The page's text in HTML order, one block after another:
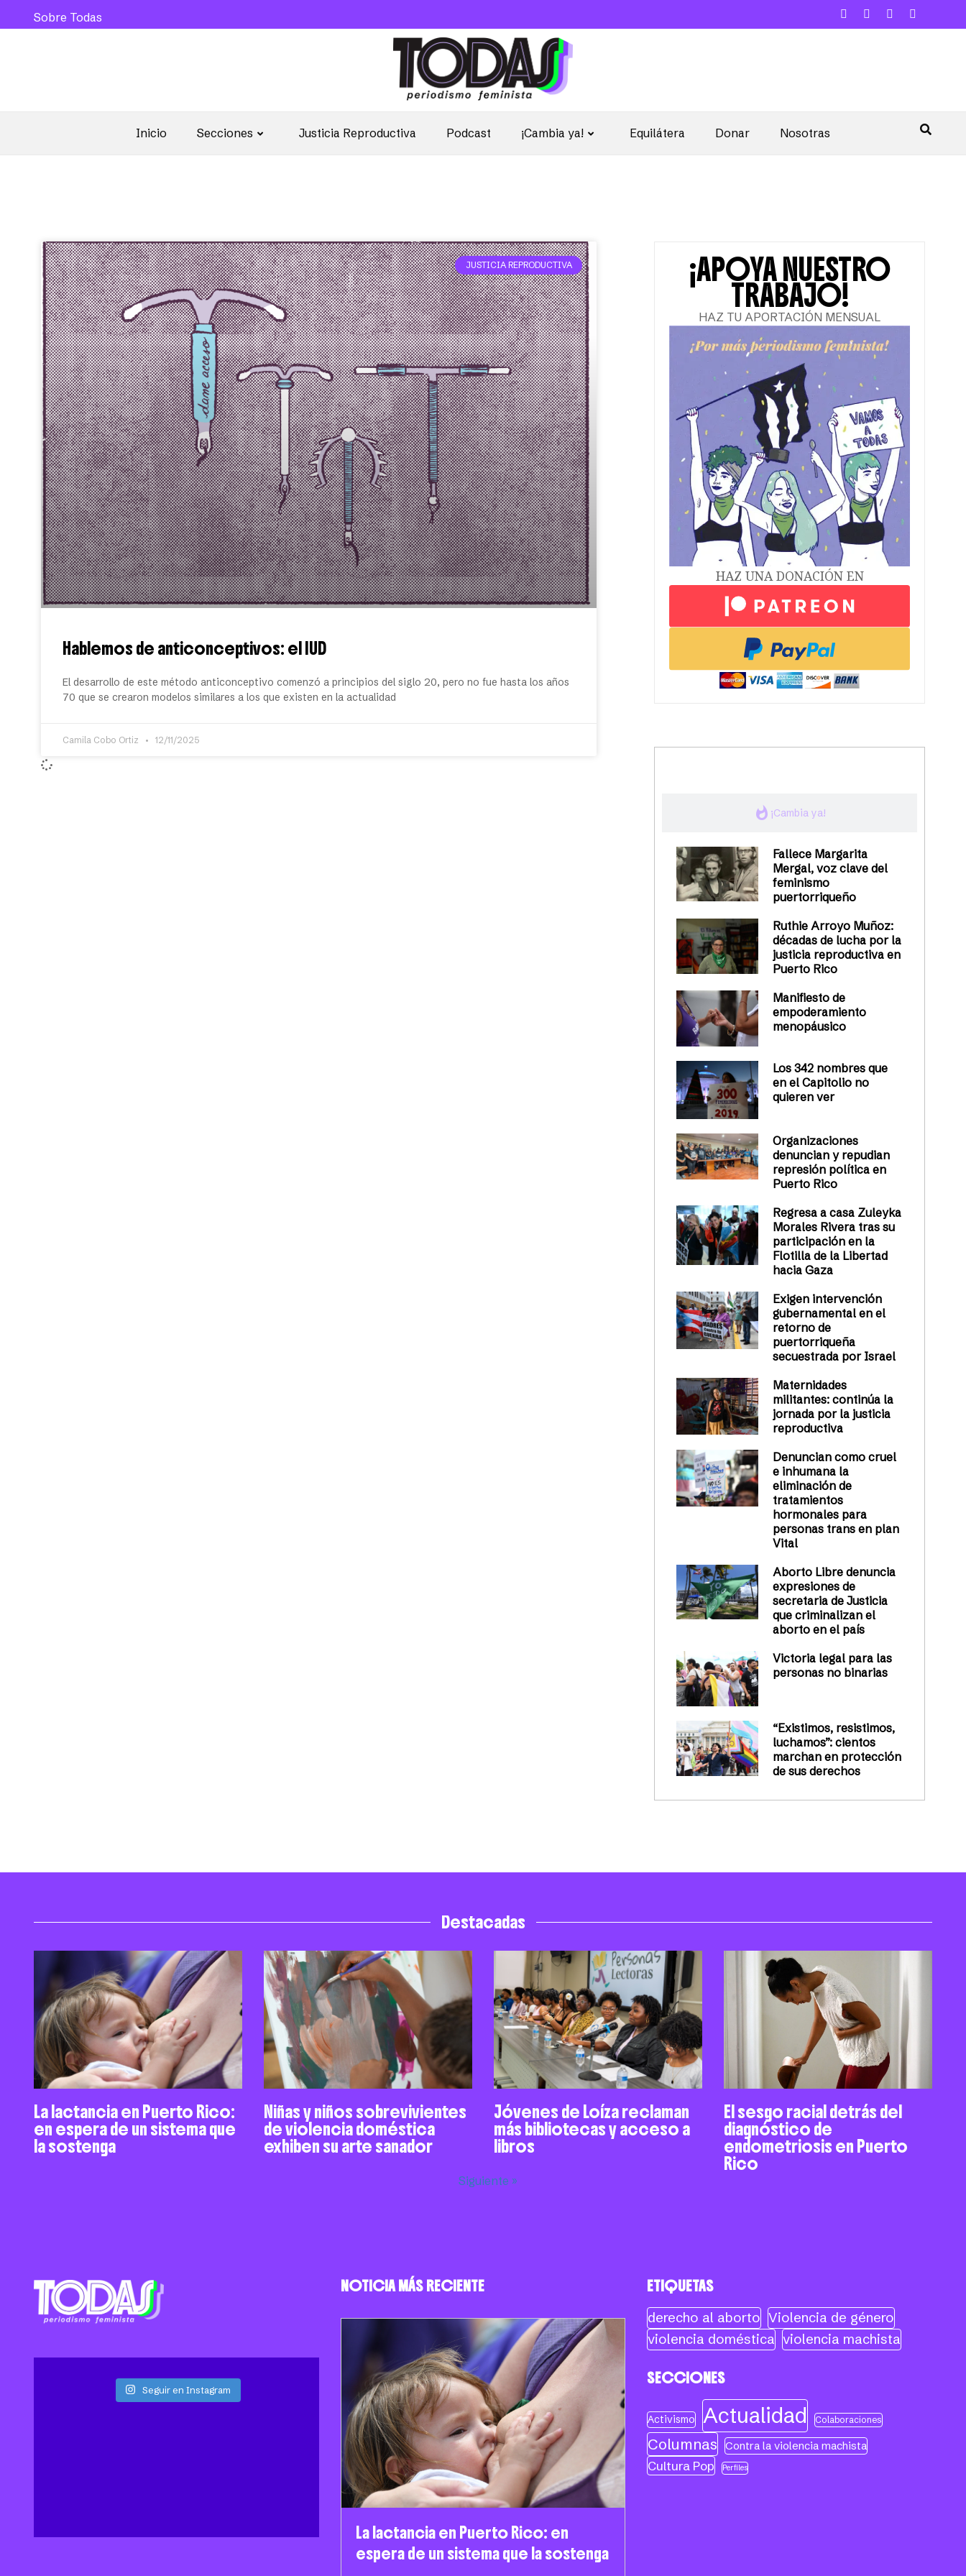
Inicio Secciones Justicia Reproductiva Podcast ¡Cambia ya! Equilátera Donar Nosotras
Sobre Todas
JUSTICIA REPRODUCTIVA
Hablemos de anticonceptivos: el IUD
El desarrollo de este método anticonceptivo comenzó a principios del siglo 20, pero no fue hasta los años
70 que se crearon modelos similares a los que existen en la actualidad
Camila Cobo Ortiz 12/11/2025
¡APOYA NUESTRO
TRABAJO!
HAZ TU APORTACIÓN MENSUAL
HAZ UNA DONACIÓN EN
whatshot ¡Cambia ya!
Fallece Margarita
Mergal, voz clave del
feminismo
puertorriqueño
Ruthie Arroyo Muñoz:
décadas de lucha por la
justicia reproductiva en
Puerto Rico
Manifiesto de
empoderamiento
menopáusico
Los 342 nombres que
en el Capitolio no
quieren ver
Organizaciones
denuncian y repudian
represión política en
Puerto Rico
Regresa a casa Zuleyka
Morales Rivera tras su
participación en la
Flotilla de la Libertad
hacia Gaza
Exigen intervención
gubernamental en el
retorno de
puertorriqueña
secuestrada por Israel
Maternidades
militantes: continúa la
jornada por la justicia
reproductiva
Denuncian como cruel
e inhumana la
eliminación de
tratamientos
hormonales para
personas trans en plan
Vital
Aborto Libre denuncia
expresiones de
secretaria de Justicia
que criminalizan el
aborto en el país
Victoria legal para las
personas no binarias
“Existimos, resistimos,
luchamos”: cientos
marchan en protección
de sus derechos
Destacadas
La lactancia en Puerto Rico:
en espera de un sistema que
la sostenga
Niñas y niños sobrevivientes
de violencia doméstica
exhiben su arte sanador
Jóvenes de Loíza reclaman
más bibliotecas y acceso a
libros
El sesgo racial detrás del
diagnóstico de
endometriosis en Puerto
Rico
Siguiente »
Seguir en Instagram
NOTICIA MÁS RECIENTE
La lactancia en Puerto Rico: en
espera de un sistema que la sostenga
ETIQUETAS
derecho al aborto Violencia de género
violencia doméstica violencia machista
SECCIONES
Activismo Actualidad Colaboraciones
Columnas Contra la violencia machista
Cultura Pop Perfiles